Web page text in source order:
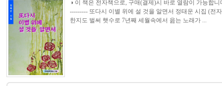
◑ 이 책은 전자책으로, 구매(결제)시 바로 열람이 가능합
--------- 또다시 이별 위에 설 것을 알면서 정태운 시집 (
한지도 벌써 햇수로 7년째 세월속에서 읊는 노래가 ...